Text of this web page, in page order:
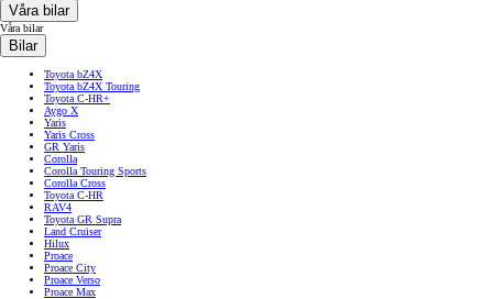
Våra bilar
Våra bilar
Bilar
Toyota bZ4X
Toyota bZ4X Touring
Toyota C-HR+
Aygo X
Yaris
Yaris Cross
GR Yaris
Corolla
Corolla Touring Sports
Corolla Cross
Toyota C-HR
RAV4
Toyota GR Supra
Land Cruiser
Hilux
Proace
Proace City
Proace Verso
Proace Max